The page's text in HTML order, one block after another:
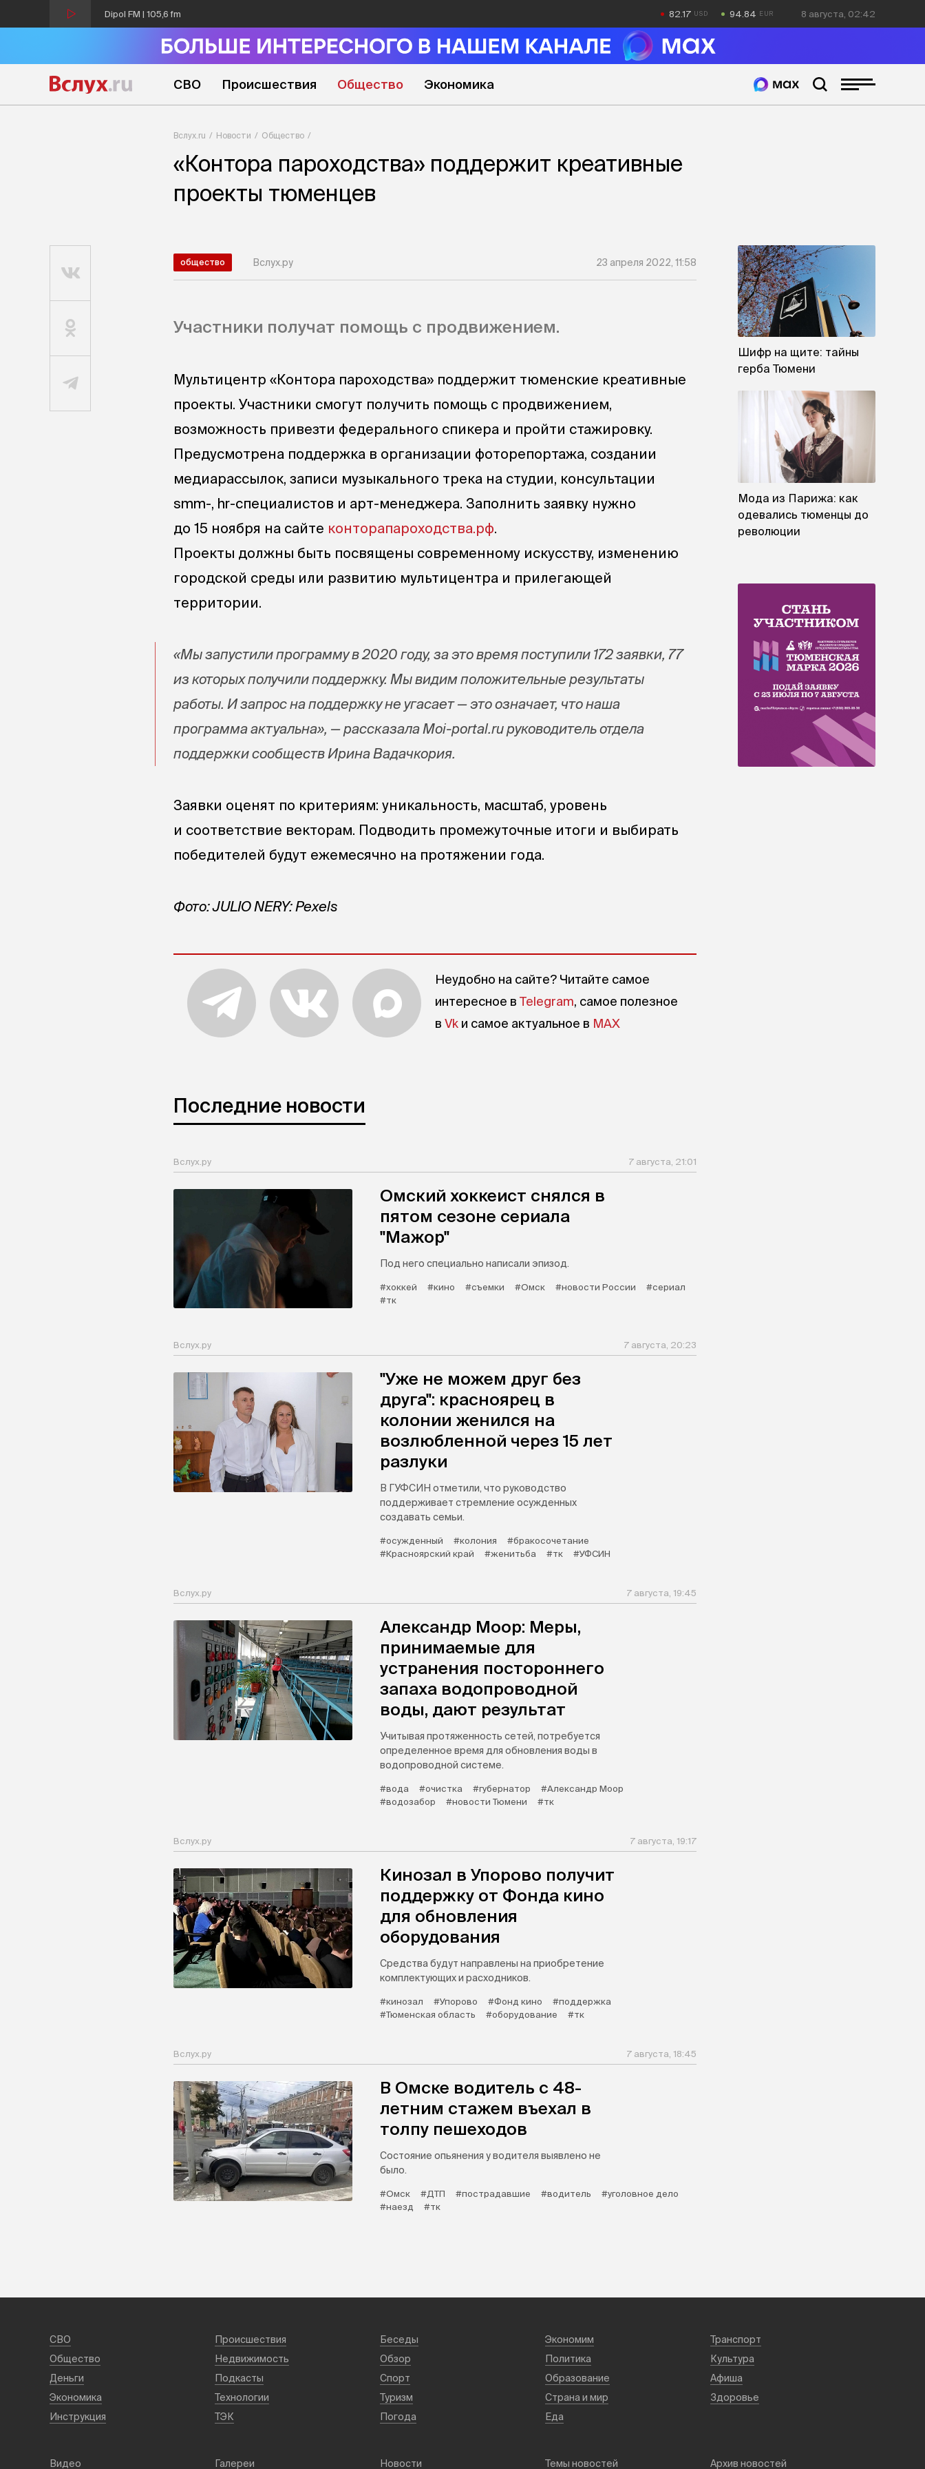
Dipol FM | 105,6 fm 82.17 94.84 8 августа, 02:42
СВО Происшествия Общество Экономика
Вслух.ru Новости Общество
«Контора пароходства» поддержит креативные
проекты тюменцев
общество Вслух.ру 23 апреля 2022, 11:58
Участники получат помощь с продвижением.
Мультицентр «Контора пароходства» поддержит тюменские креативные
проекты. Участники смогут получить помощь с продвижением,
возможность привезти федерального спикера и пройти стажировку.
Предусмотрена поддержка в организации фоторепортажа, создании
медиарассылок, записи музыкального трека на студии, консультации
smm-, hr-специалистов и арт-менеджера. Заполнить заявку нужно
до 15 ноября на сайте конторапароходства.рф.
Проекты должны быть посвящены современному искусству, изменению
городской среды или развитию мультицентра и прилегающей
территории.
«Мы запустили программу в 2020 году, за это время поступили 172 заявки, 77
из которых получили поддержку. Мы видим положительные результаты
работы. И запрос на поддержку не угасает — это означает, что наша
программа актуальна», — рассказала Moi-portal.ru руководитель отдела
поддержки сообществ Ирина Вадачкория.
Заявки оценят по критериям: уникальность, масштаб, уровень
и соответствие векторам. Подводить промежуточные итоги и выбирать
победителей будут ежемесячно на протяжении года.
Фото: JULIO NERY: Pexels
Неудобно на сайте? Читайте самое
интересное в Telegram, самое полезное
в Vk и самое актуальное в MAX
Последние новости
Вслух.ру 7 августа, 21:01
Омский хоккеист снялся в
пятом сезоне сериала
"Мажор"
Под него специально написали эпизод.
#хоккей #кино #съемки #Омск #новости России
#сериал
#тк
Вслух.ру 7 августа, 20:23
"Уже не можем друг без
друга": красноярец в
колонии женился на
возлюбленной через 15 лет
разлуки
В ГУФСИН отметили, что руководство
поддерживает стремление осужденных
создавать семьи.
#осужденный #колония
#бракосочетание
#Красноярский край
#женитьба #тк #УФСИН
Вслух.ру 7 августа, 19:45
Александр Моор: Меры,
принимаемые для
устранения постороннего
запаха водопроводной
воды, дают результат
Учитывая протяженность сетей, потребуется
определенное время для обновления воды в
водопроводной системе.
#вода #очистка #губернатор
#Александр Моор
#водозабор
#новости Тюмени #тк
Вслух.ру 7 августа, 19:17
Кинозал в Упорово получит
поддержку от Фонда кино
для обновления
оборудования
Средства будут направлены на приобретение
комплектующих и расходников.
#кинозал #Упорово #Фонд кино
#поддержка
#Тюменская область
#оборудование #тк
Вслух.ру 7 августа, 18:45
В Омске водитель с 48-
летним стажем въехал в
толпу пешеходов
Состояние опьянения у водителя выявлено не
было.
#Омск #ДТП #пострадавшие #водитель
#уголовное дело
#наезд
#тк
Шифр на щите: тайны
герба Тюмени
Мода из Парижа: как
одевались тюменцы до
революции
СВО Происшествия Беседы Экономим
Транспорт
Общество
Недвижимость Обзор Политика
Культура
Деньги
Подкасты Спорт Образование
Афиша
Экономика
Технологии Туризм Страна и мир
Здоровье
Инструкция
ТЭК Погода Еда
Видео Галереи Новости Темы новостей Архив новостей